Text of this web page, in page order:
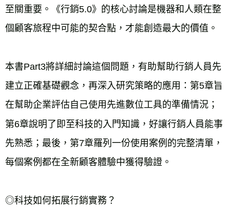
至關重要。《行銷5.0》的核心討論是機器和人類在整
個顧客旅程中可能的契合點，才能創造最大的價值。
本書Part3將詳細討論這個問題，有助幫助行銷人員先
建立正確基礎觀念，再深入研究策略的應用：第5章旨
在幫助企業評估自己使用先進數位工具的準備情況；
第6章說明了即至科技的入門知識，好讓行銷人員能事
先熟悉；最後，第7章羅列一份使用案例的完整清單，
每個案例都在全新顧客體驗中獲得驗證。
◎科技如何拓展行銷實務？